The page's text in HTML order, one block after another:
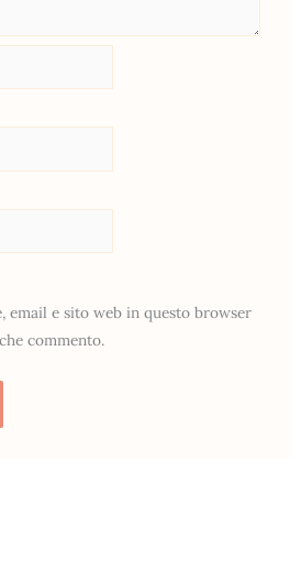
email e sito web in questo browser
commento.